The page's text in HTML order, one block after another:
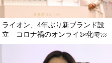
ライオン、4年ぶり新ブランド設
立 コロナ禍のオンライン化で...
2021.03.23